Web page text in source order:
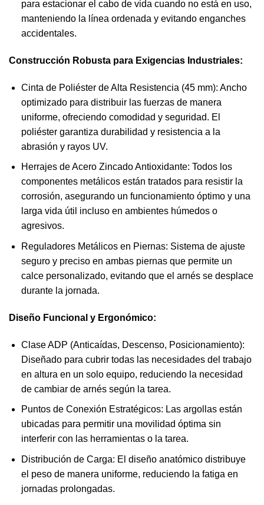
para estacionar el cabo de vida cuando no está en uso,
manteniendo la línea ordenada y evitando enganches
accidentales.
Construcción Robusta para Exigencias Industriales:
Cinta de Poliéster de Alta Resistencia (45 mm): Ancho
optimizado para distribuir las fuerzas de manera
uniforme, ofreciendo comodidad y seguridad. El
poliéster garantiza durabilidad y resistencia a la
abrasión y rayos UV.
Herrajes de Acero Zincado Antioxidante: Todos los
componentes metálicos están tratados para resistir la
corrosión, asegurando un funcionamiento óptimo y una
larga vida útil incluso en ambientes húmedos o
agresivos.
Reguladores Metálicos en Piernas: Sistema de ajuste
seguro y preciso en ambas piernas que permite un
calce personalizado, evitando que el arnés se desplace
durante la jornada.
Diseño Funcional y Ergonómico:
Clase ADP (Anticaídas, Descenso, Posicionamiento):
Diseñado para cubrir todas las necesidades del trabajo
en altura en un solo equipo, reduciendo la necesidad
de cambiar de arnés según la tarea.
Puntos de Conexión Estratégicos: Las argollas están
ubicadas para permitir una movilidad óptima sin
interferir con las herramientas o la tarea.
Distribución de Carga: El diseño anatómico distribuye
el peso de manera uniforme, reduciendo la fatiga en
jornadas prolongadas.